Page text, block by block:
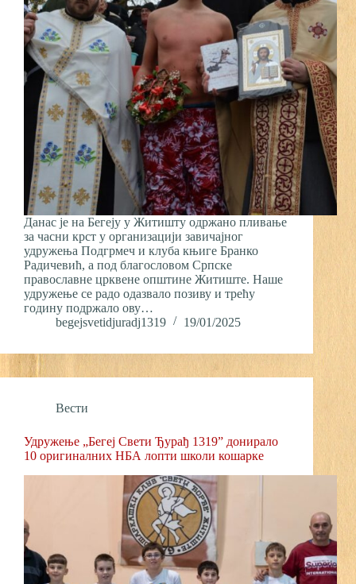
Данас је на Бегеју у Житишту одржано пливање
за часни крст у организацији завичајног
удружења Подгрмеч и клуба књиге Бранко
Радичевић, а под благословом Српске
православне црквене општине Житиште. Наше
удружење се радо одазвало позиву и трећу
годину подржало ову…
begejsvetidjuradj1319
19/01/2025
Вести
Удружење „Бегеј Свети Ђурађ 1319” донирало
10 оригиналних НБА лопти школи кошарке